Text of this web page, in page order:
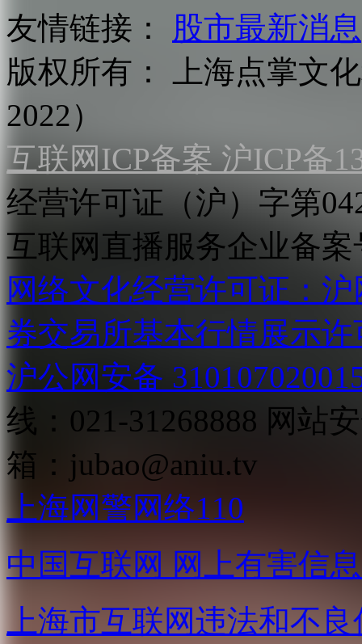
友情链接：
股市最新消息
版权所有：
上海点掌文
2022）
互联网ICP备案 沪ICP备
经营许可证（沪）字第
互联网直播服务企业备案
网络文化经营许可证：
券交易所基本行情展示许
沪公网安备
线：021-31268888 网站
箱： jubao@aniu.tv
上海网警网络110
中国互联网 网上有害信
上海市互联网违法和不